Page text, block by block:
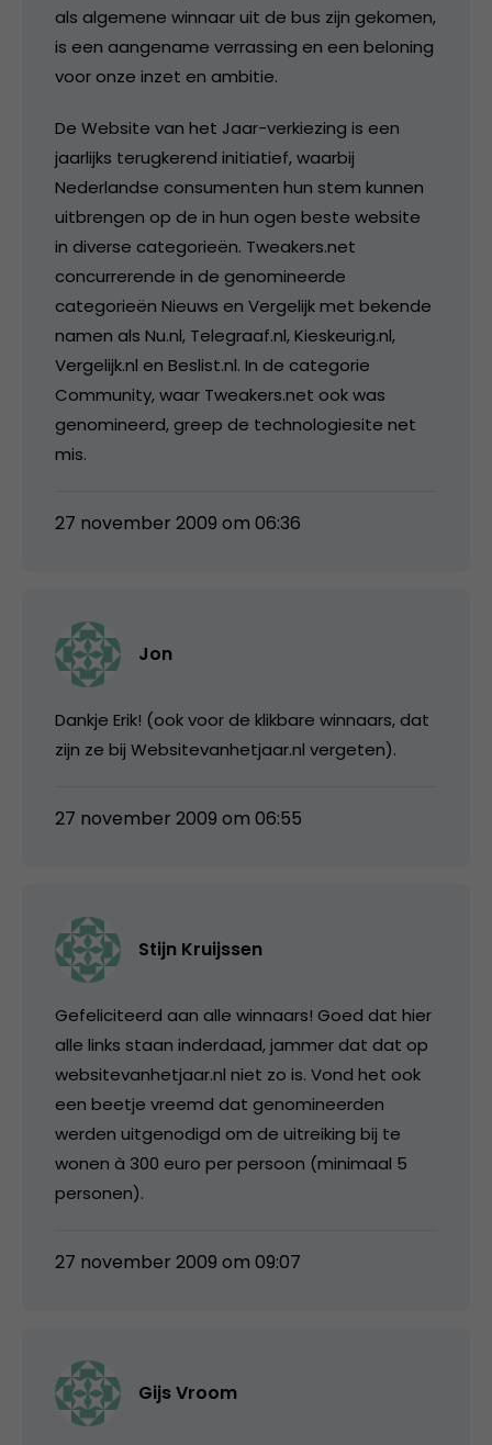
als algemene winnaar uit de bus zijn gekomen,
is een aangename verrassing en een beloning
voor onze inzet en ambitie.
De Website van het Jaar-verkiezing is een
jaarlijks terugkerend initiatief, waarbij
Nederlandse consumenten hun stem kunnen
uitbrengen op de in hun ogen beste website
in diverse categorieën. Tweakers.net
concurrerende in de genomineerde
categorieën Nieuws en Vergelijk met bekende
namen als Nu.nl, Telegraaf.nl, Kieskeurig.nl,
Vergelijk.nl en Beslist.nl. In de categorie
Community, waar Tweakers.net ook was
genomineerd, greep de technologiesite net
mis.
27 november 2009 om 06:36
Jon
Dankje Erik! (ook voor de klikbare winnaars, dat
zijn ze bij Websitevanhetjaar.nl vergeten).
27 november 2009 om 06:55
Stijn Kruijssen
Gefeliciteerd aan alle winnaars! Goed dat hier
alle links staan inderdaad, jammer dat dat op
websitevanhetjaar.nl niet zo is. Vond het ook
een beetje vreemd dat genomineerden
werden uitgenodigd om de uitreiking bij te
wonen à 300 euro per persoon (minimaal 5
personen).
27 november 2009 om 09:07
Gijs Vroom